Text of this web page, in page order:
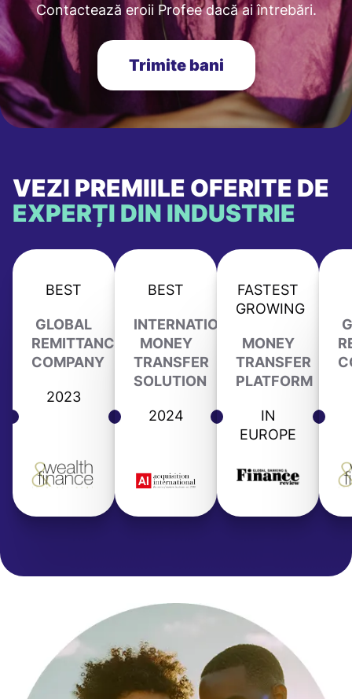
Contactează eroii Profee dacă ai întrebări.
Trimite bani
VEZI PREMIILE OFERITE DE
EXPERȚI DIN INDUSTRIE
BEST
GLOBAL
REMITTANCE
COMPANY
2023
BEST
INTERNATIONAL
MONEY
TRANSFER
SOLUTION
2024
FASTEST
GROWING
MONEY
TRANSFER
PLATFORM
IN
EUROPE